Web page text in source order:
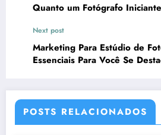
Quanto um Fotógrafo
Next post
Marketing Para Estúdio de
Essenciais Para Você Se
POSTS RELACIONADOS